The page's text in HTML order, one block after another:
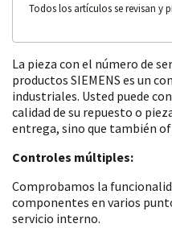
Todos los artículos se revisan y
La pieza con el número de
productos SIEMENS es un
industriales. Usted puede
calidad de su repuesto o
entrega, sino que también
Controles múltiples:
Comprobamos la
componentes en varios
servicio interno.